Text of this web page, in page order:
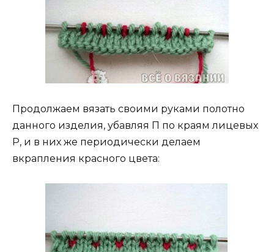
Продолжаем вязать своими руками полотно
данного изделия, убавляя П по краям лицевых
Р, и в них же периодически делаем
вкрапления красного цвета: